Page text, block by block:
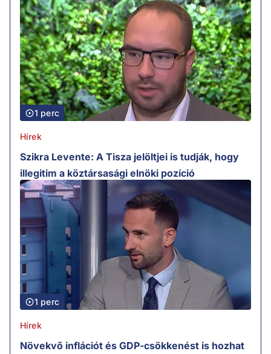
1 perc
Hírek
Szikra Levente: A Tisza jelöltjei is tudják, hogy
illegitim a köztársasági elnöki pozíció
1 perc
Hírek
Növekvő inflációt és GDP-csökkenést is hozhat